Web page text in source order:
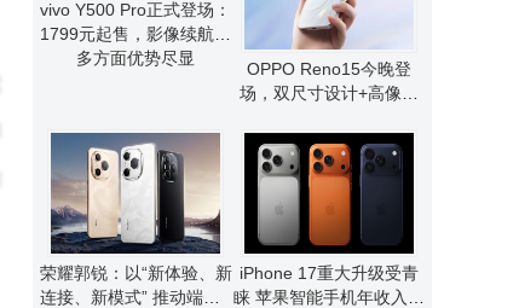
vivo Y500 Pro正式登场：
1799元起售，影像续航等
多方面优势尽显
OPPO Reno15今晚登
场，双尺寸设计+高像素
荣耀郭锐：以“新体验、新
连接、新模式” 推动端侧A
iPhone 17重大升级受青
睐 苹果智能手机年收入有